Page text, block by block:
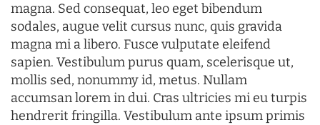
magna. Sed consequat, leo eget bibendum
sodales, augue velit cursus nunc, quis gravida
magna mi a libero. Fusce vulputate eleifend
sapien. Vestibulum purus quam, scelerisque ut,
mollis sed, nonummy id, metus. Nullam
accumsan lorem in dui. Cras ultricies mi eu turpis
hendrerit fringilla. Vestibulum ante ipsum primis